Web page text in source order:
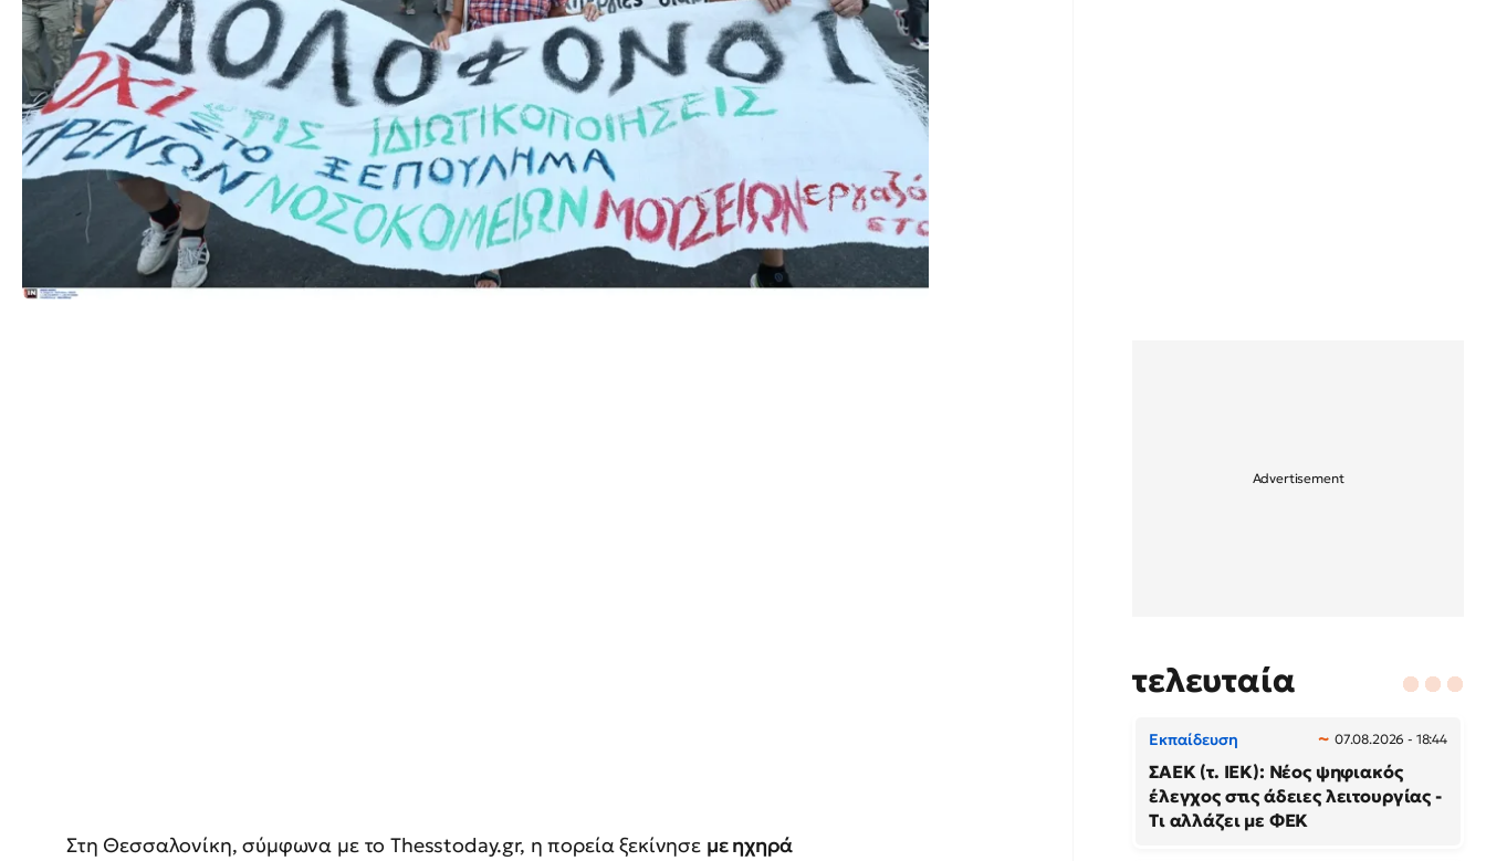
Στη Θεσσαλονίκη, σύμφωνα με το Thesstoday.gr, η πορεία ξεκίνησε με ηχηρά
τελευταία
Εκπαίδευση 07.08.2026 - 18:44
ΣΑΕΚ (τ. ΙΕΚ): Νέος ψηφιακός
έλεγχος στις άδειες λειτουργίας -
Τι αλλάζει με ΦΕΚ